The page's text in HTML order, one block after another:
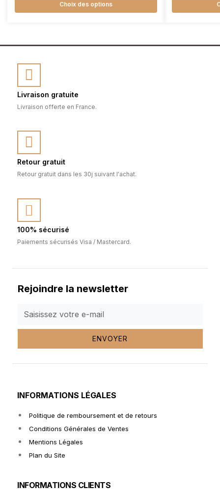
Choix des options
Livraison gratuite
Livraison offerte en France.
Retour gratuit
Retour gratuit dans les 30j suivant l'achat.
100% sécurisé
Paiements sécurisés Visa / Mastercard.
Rejoindre la newsletter
ENVOYER
INFORMATIONS LÉGALES
Politique de remboursement et de retours
Conditions Générales de Ventes
Mentions Légales
Plan du Site
INFORMATIONS CLIENTS